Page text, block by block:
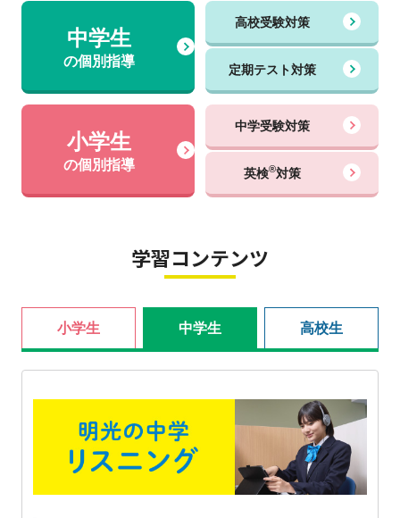
中学生
の個別指導
高校受験対策
定期テスト対策
小学生
の個別指導
中学受験対策
英検®対策
学習コンテンツ
小学生 中学生 高校生